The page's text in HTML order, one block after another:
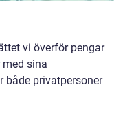
vi överför pengar
sina
både privatpersoner